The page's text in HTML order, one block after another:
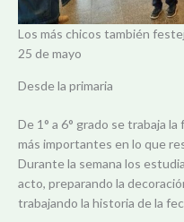
Los más chicos también
25 de mayo
Desde la primaria
De 1° a 6° grado se trabaja
más importantes en lo que
Durante la semana los
acto, preparando la
trabajando la historia de la